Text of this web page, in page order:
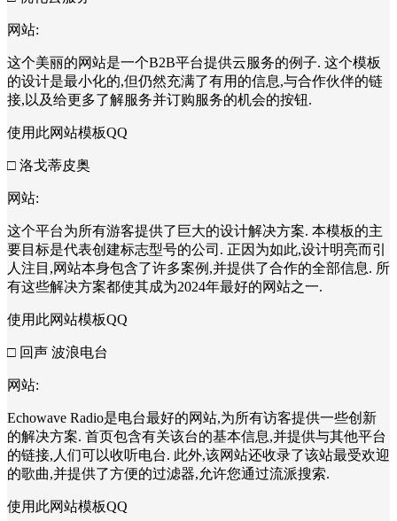
网站:
这个美丽的网站是一个B2B平台提供云服务的例子. 这个模板
的设计是最小化的,但仍然充满了有用的信息,与合作伙伴的链
接,以及给更多了解服务并订购服务的机会的按钮.
使用此网站模板QQ
□ 洛戈蒂皮奥
网站:
这个平台为所有游客提供了巨大的设计解决方案. 本模板的主
要目标是代表创建标志型号的公司. 正因为如此,设计明亮而引
人注目,网站本身包含了许多案例,并提供了合作的全部信息. 所
有这些解决方案都使其成为2024年最好的网站之一.
使用此网站模板QQ
□ 回声 波浪电台
网站:
Echowave Radio是电台最好的网站,为所有访客提供一些创新
的解决方案. 首页包含有关该台的基本信息,并提供与其他平台
的链接,人们可以收听电台. 此外,该网站还收录了该站最受欢迎
的歌曲,并提供了方便的过滤器,允许您通过流派搜索.
使用此网站模板QQ